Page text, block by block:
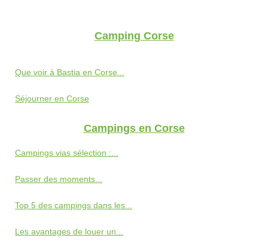
Camping Corse
Que voir à Bastia en Corse...
Séjourner en Corse
Campings en Corse
Campings vias sélection :...
Passer des moments...
Top 5 des campings dans les...
Les avantages de louer un...